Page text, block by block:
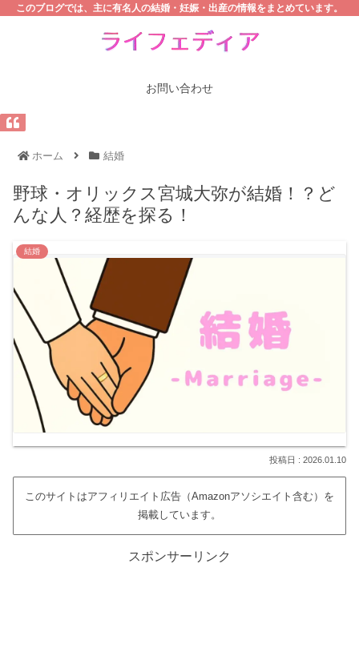
このブログでは、主に有名人の結婚・妊娠・出産の情報をまとめています。
お問い合わせ
ホーム 結婚
野球・オリックス宮城大弥が結婚！？ど
んな人？経歴を探る！
結婚
2026.01.10
このサイトはアフィリエイト広告（Amazonアソシエイト含む）を
掲載しています。
スポンサーリンク